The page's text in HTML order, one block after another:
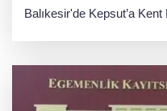
Balıkesir'de Kepsut’a